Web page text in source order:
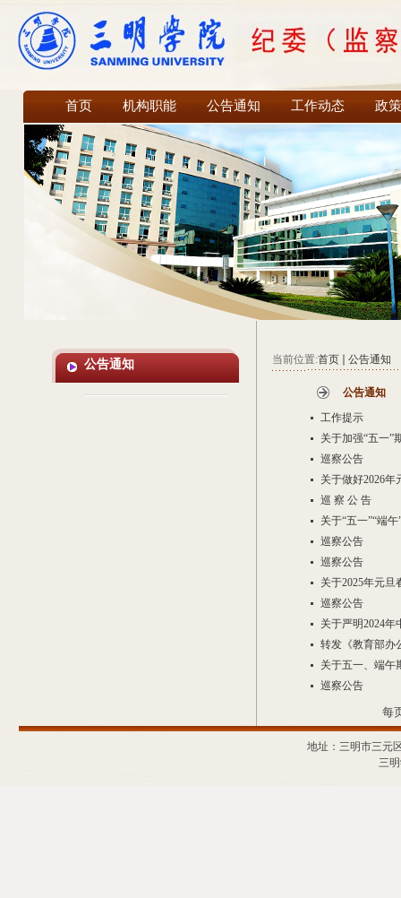
首页 机构职能 公告通知 工作动态 政
公告通知 当前位置:首页 公告通知
公告通知
工作提示
关于加强“五一”
巡察公告
关于做好2026年
巡 察 公 告
关于“五一”“端
巡察公告
巡察公告
关于2025年元旦
巡察公告
关于严明2024
转发《教育部办
关于五一、端午
巡察公告
每
地址：三明市三元
三